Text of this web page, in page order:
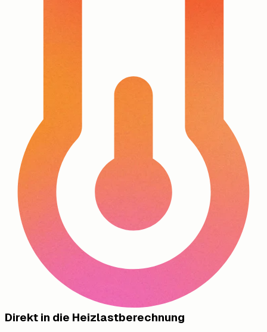
Direkt in die Heizlastberechnung